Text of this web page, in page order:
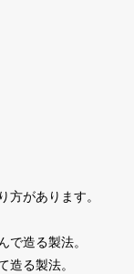
方があります。
で造る製法。
造る製法。